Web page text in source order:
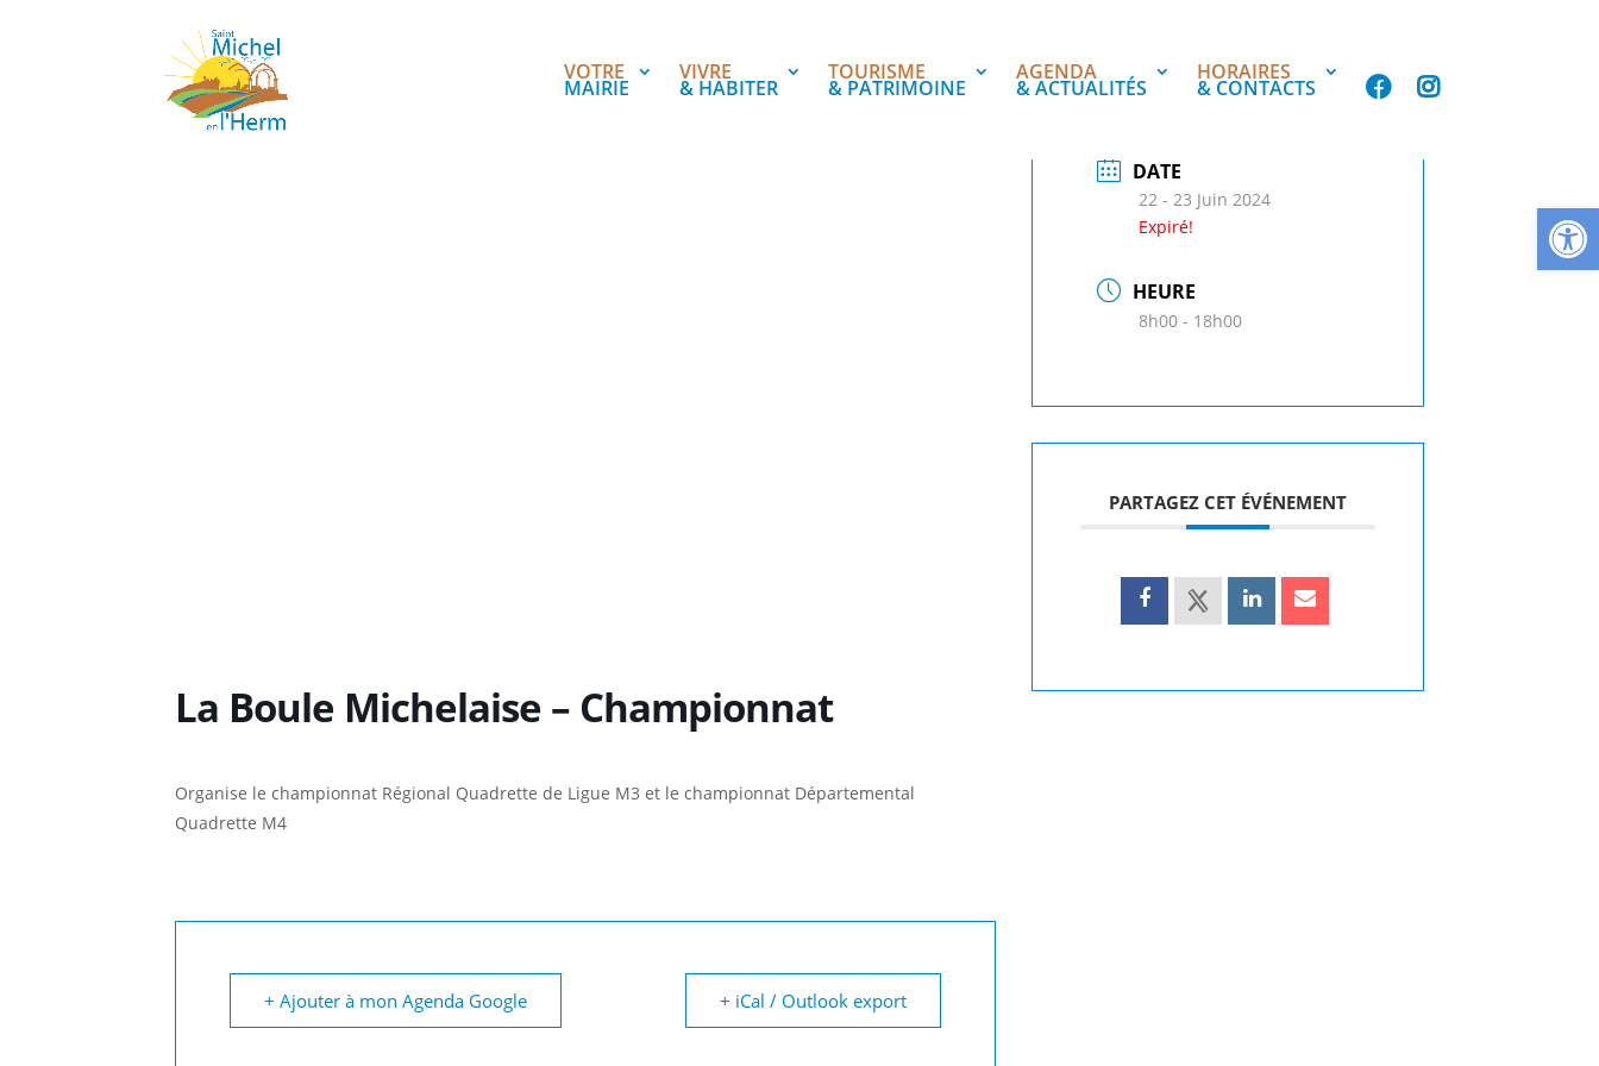
VOTRE
MAIRIE
VIVRE
& HABITER
TOURISME
& PATRIMOINE
AGENDA
& ACTUALITÉS
HORAIRES
& CONTACTS
La Boule Michelaise – Championnat
Organise le championnat Régional Quadrette de Ligue M3 et le championnat Départemental
Quadrette M4
+ Ajouter à mon Agenda Google + iCal / Outlook export
DATE
22 - 23 Juin 2024
Expiré!
HEURE
8h00 - 18h00
PARTAGEZ CET ÉVÉNEMENT
Ouvrir